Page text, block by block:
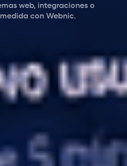
web, integraciones o
con Webnic.